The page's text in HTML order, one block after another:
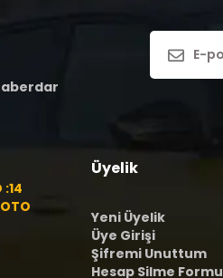
:14
Üyelik
Yeni Üyelik
Üye Girişi
Şifremi Unuttum
Hesap Silme Formu